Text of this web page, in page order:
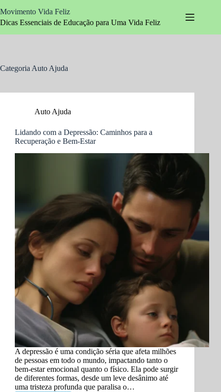
para
o
Movimento Vida Feliz
Dicas Essenciais de Educação para Uma Vida Feliz
Categoria Auto Ajuda
Auto Ajuda
Lidando com a Depressão: Caminhos para a
Recuperação e Bem-Estar
A depressão é uma condição séria que afeta milhões
de pessoas em todo o mundo, impactando tanto o
bem-estar emocional quanto o físico. Ela pode surgir
de diferentes formas, desde um leve desânimo até
uma tristeza profunda que paralisa o…